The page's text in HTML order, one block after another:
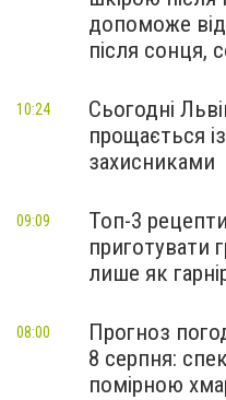
допоможе
після сонця,
Сьогодні
прощається
захисниками
10:24
Топ-3
приготувати
лише як
09:09
Прогноз
8 серпня:
помірною
08:00